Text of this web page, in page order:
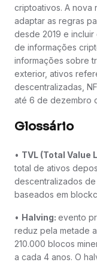
criptoativos. A nova
adaptar as regras
desde 2019 e
de informações
informações sobre
exterior, ativos
descentralizadas,
até 6 de dezembro
Glossário
• TVL (Total Value
total de ativos
descentralizados
baseados em
• Halving: evento
reduz pela metade
210.000 blocos
a cada 4 anos. O